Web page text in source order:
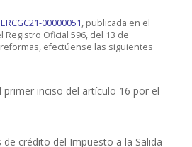
00000051, publicada en el
Oficial 596, del 13 de
efectúense las siguientes
primer inciso del artículo 16 por el
de crédito del Impuesto a la Salida